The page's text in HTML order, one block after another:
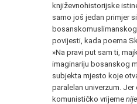
književnohistorijske
samo još jedan primjer
povijesti, kada poema
»Na pravi put sam ti,
imaginariju bosanskog
subjekta mjesto koje
paralelan univerzum. Jer
komunističko vrijeme nije